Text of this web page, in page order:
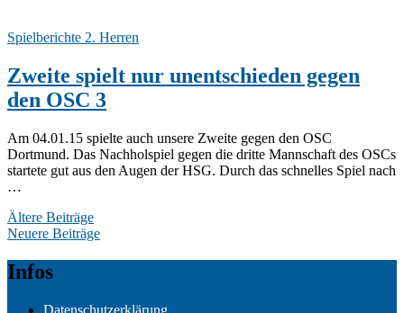
Spielberichte 2. Herren
Zweite spielt nur unentschieden gegen
den OSC 3
Am 04.01.15 spielte auch unsere Zweite gegen den OSC
Dortmund. Das Nachholspiel gegen die dritte Mannschaft des OSCs
startete gut aus den Augen der HSG. Durch das schnelles Spiel nach
…
Beitragsnavigation
Ältere Beiträge
Neuere Beiträge
Infos
Datenschutzerklärung